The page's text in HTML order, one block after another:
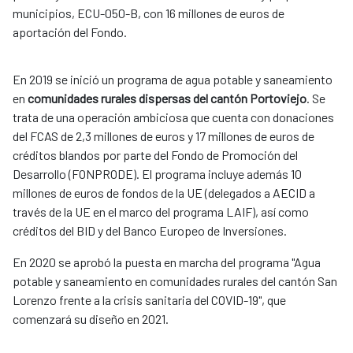
municipios, ECU-050-B, con 16 millones de euros de
aportación del Fondo.
En 2019 se inició un programa de agua potable y saneamiento
en comunidades rurales dispersas del cantón Portoviejo. Se
trata de una operación ambiciosa que cuenta con donaciones
del FCAS de 2,3 millones de euros y 17 millones de euros de
créditos blandos por parte del Fondo de Promoción del
Desarrollo (FONPRODE). El programa incluye además 10
millones de euros de fondos de la UE (delegados a AECID a
través de la UE en el marco del programa LAIF), así como
créditos del BID y del Banco Europeo de Inversiones.
En 2020 se aprobó la puesta en marcha del programa "Agua
potable y saneamiento en comunidades rurales del cantón San
Lorenzo frente a la crisis sanitaria del COVID-19", que
comenzará su diseño en 2021. ​​​​​​​